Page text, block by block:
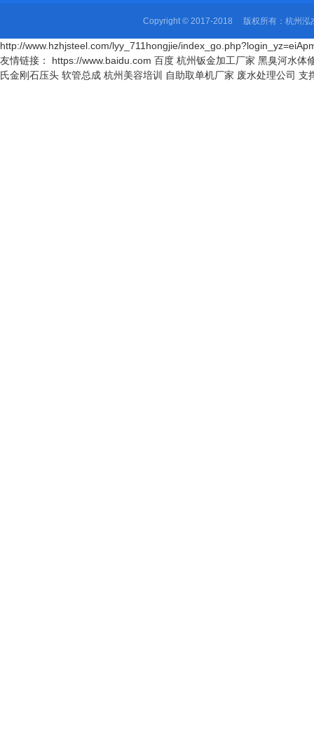
Copyright © 2017-2018 版权所有：杭州泓
http://www.hzhjsteel.com/lyy_711hongjie/
友情链接： https://www.baidu.com 百度 杭州钣金加工厂家 黑臭河水体
氏金刚石压头 软管总成 杭州美容培训 自助取单机厂家 废水处理公司 支